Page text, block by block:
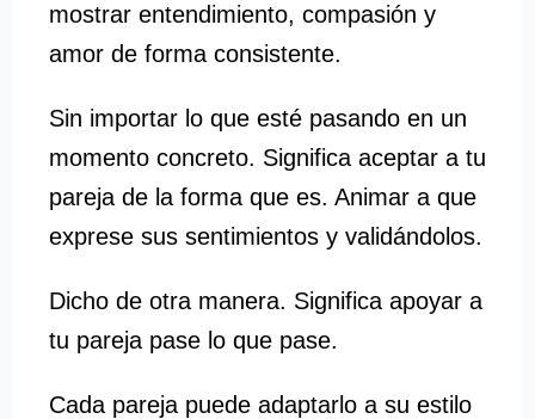
mostrar entendimiento, compasión y
amor de forma consistente.
Sin importar lo que esté pasando en un
momento concreto. Significa aceptar a tu
pareja de la forma que es. Animar a que
exprese sus sentimientos y validándolos.
Dicho de otra manera. Significa apoyar a
tu pareja pase lo que pase.
Cada pareja puede adaptarlo a su estilo